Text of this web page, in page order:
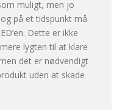
muligt, men jo
på et tidspunkt må
Dette er ikke
lygten til at klare
det er nødvendigt
uden at skade